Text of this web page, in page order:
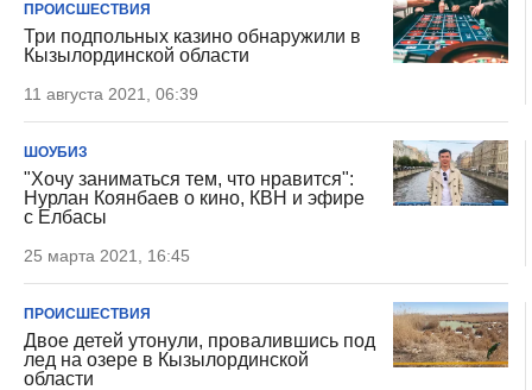
ПРОИСШЕСТВИЯ
Три подпольных казино обнаружили в
Кызылординской области
11 августа 2021, 06:39
ШОУБИЗ
"Хочу заниматься тем, что нравится":
Нурлан Коянбаев о кино, КВН и эфире
с Елбасы
25 марта 2021, 16:45
ПРОИСШЕСТВИЯ
Двое детей утонули, провалившись под
лед на озере в Кызылординской
области